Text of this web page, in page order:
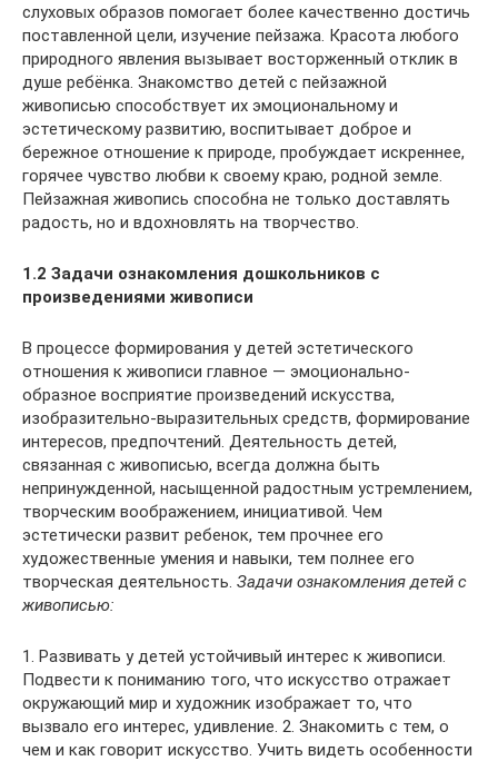
слуховых образов помогает более качественно достичь
поставленной цели, изучение пейзажа. Красота любого
природного явления вызывает восторженный отклик в
душе ребёнка. Знакомство детей с пейзажной
живописью способствует их эмоциональному и
эстетическому развитию, воспитывает доброе и
бережное отношение к природе, пробуждает искреннее,
горячее чувство любви к своему краю, родной земле.
Пейзажная живопись способна не только доставлять
радость, но и вдохновлять на творчество.
1.2 Задачи ознакомления дошкольников с
произведениями живописи
В процессе формирования у детей эстетического
отношения к живописи главное — эмоционально-
образное восприятие произведений искусства,
изобразительно-выразительных средств, формирование
интересов, предпочтений. Деятельность детей,
связанная с живописью, всегда должна быть
непринужденной, насыщенной радостным устремлением,
творческим воображением, инициативой. Чем
эстетически развит ребенок, тем прочнее его
художественные умения и навыки, тем полнее его
творческая деятельность. Задачи ознакомления детей с
живописью:
1. Развивать у детей устойчивый интерес к живописи.
Подвести к пониманию того, что искусство отражает
окружающий мир и художник изображает то, что
вызвало его интерес, удивление. 2. Знакомить с тем, о
чем и как говорит искусство. Учить видеть особенности